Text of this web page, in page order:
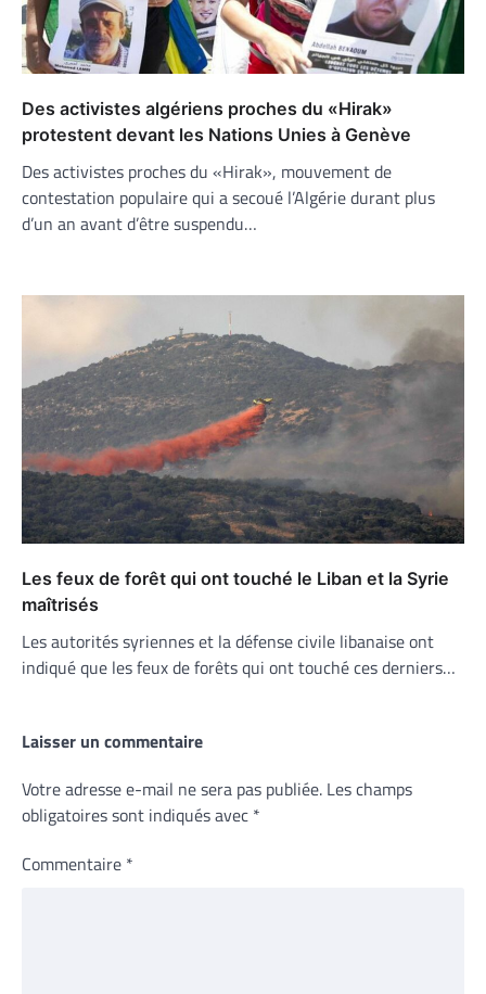
Des activistes algériens proches du «Hirak»
protestent devant les Nations Unies à Genève
Des activistes proches du «Hirak», mouvement de
contestation populaire qui a secoué l’Algérie durant plus
d’un an avant d’être suspendu…
Les feux de forêt qui ont touché le Liban et la Syrie
maîtrisés
Les autorités syriennes et la défense civile libanaise ont
indiqué que les feux de forêts qui ont touché ces derniers…
Laisser un commentaire
Votre adresse e-mail ne sera pas publiée. Les champs
obligatoires sont indiqués avec *
Commentaire *